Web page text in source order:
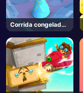
Corrida congelada
3d